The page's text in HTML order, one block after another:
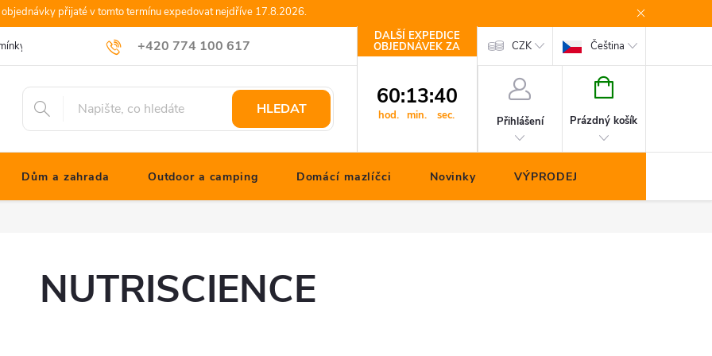
přijaté v tomto termínu expedovat nejdříve 17.8.2026.
+420 774 100 617
info@jonathanshop.cz
Podmínky ochrany osobních údajů Blog JONATHANshop.cz Kontakty CZK Čeština
HLEDAT
DALŠÍ EXPEDICE
OBJEDNÁVEK ZA
60
hod.
:13
min.
:39
sec. Přihlášení
NÁKUPNÍ
Prázdný košík
Dům a zahrada Outdoor a camping Domácí mazlíčci Novinky VÝPRODEJ
NUTRISCIENCE